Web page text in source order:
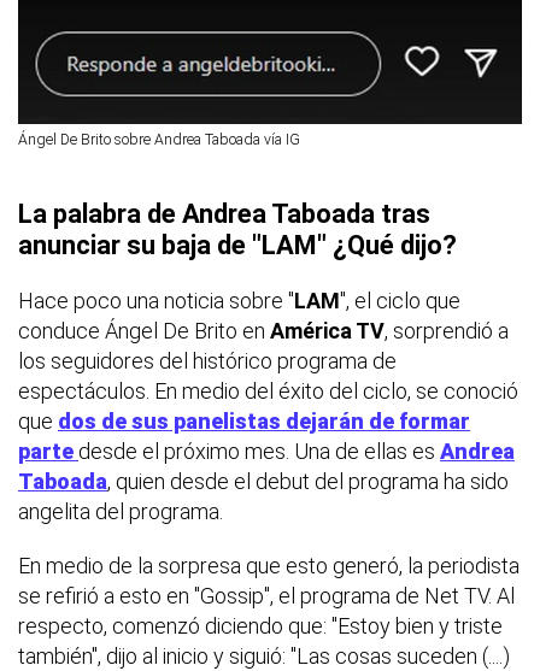
Ángel De Brito sobre Andrea Taboada vía IG
La palabra de Andrea Taboada tras
anunciar su baja de "LAM" ¿Qué dijo?
Hace poco una noticia sobre "LAM", el ciclo que
conduce Ángel De Brito en América TV, sorprendió a
los seguidores del histórico programa de
espectáculos. En medio del éxito del ciclo, se conoció
que dos de sus panelistas dejarán de formar
parte desde el próximo mes. Una de ellas es Andrea
Taboada, quien desde el debut del programa ha sido
angelita del programa.
En medio de la sorpresa que esto generó, la periodista
se refirió a esto en "Gossip", el programa de Net TV. Al
respecto, comenzó diciendo que: "Estoy bien y triste
también", dijo al inicio y siguió: "Las cosas suceden (....)